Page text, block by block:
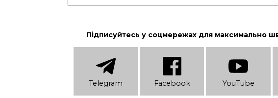
Підписуйтесь у соцмережах для максимально
Telеgram Facebook YouTube